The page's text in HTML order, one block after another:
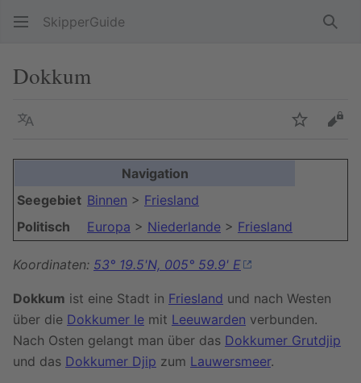
SkipperGuide
Dokkum
Sprache
Navigation
Seegebiet Binnen > Friesland
Politisch
Europa > Niederlande > Friesland
Koordinaten: 53° 19.5'N, 005° 59.9' E
Dokkum ist eine Stadt in Friesland und nach Westen
über die Dokkumer Ie mit Leeuwarden verbunden.
Nach Osten gelangt man über das Dokkumer Grutdjip
und das Dokkumer Djip zum Lauwersmeer.